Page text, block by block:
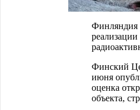
Финляндия
Финский
июня
оценка
объекта,